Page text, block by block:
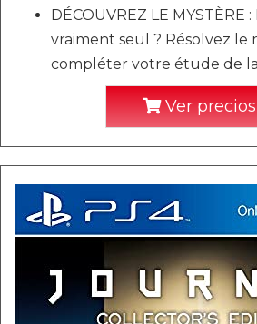
DÉCOUVREZ LE MYSTÈRE
vraiment seul ? Résolvez le
compléter votre étude de
Ver